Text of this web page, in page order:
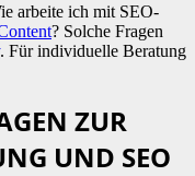
arbeite ich mit SEO-
? Solche Fragen
. Für individuelle Beratung
ZUR
UND SEO